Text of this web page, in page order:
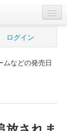
ログイン
ムなどの発売日